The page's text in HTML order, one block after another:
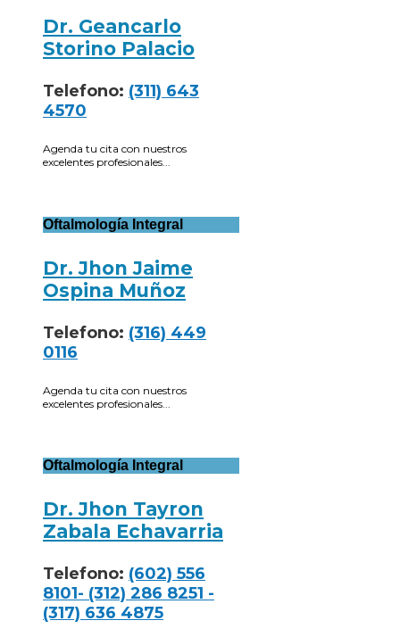
Dr. Geancarlo
Storino Palacio
Telefono: (311) 643
4570
Agenda tu cita con nuestros
excelentes profesionales...
Oftalmología Integral
Dr. Jhon Jaime
Ospina Muñoz
Telefono: (316) 449
0116
Agenda tu cita con nuestros
excelentes profesionales...
Oftalmología Integral
Dr. Jhon Tayron
Zabala Echavarria
Telefono: (602) 556
8101- (312) 286 8251 -
(317) 636 4875